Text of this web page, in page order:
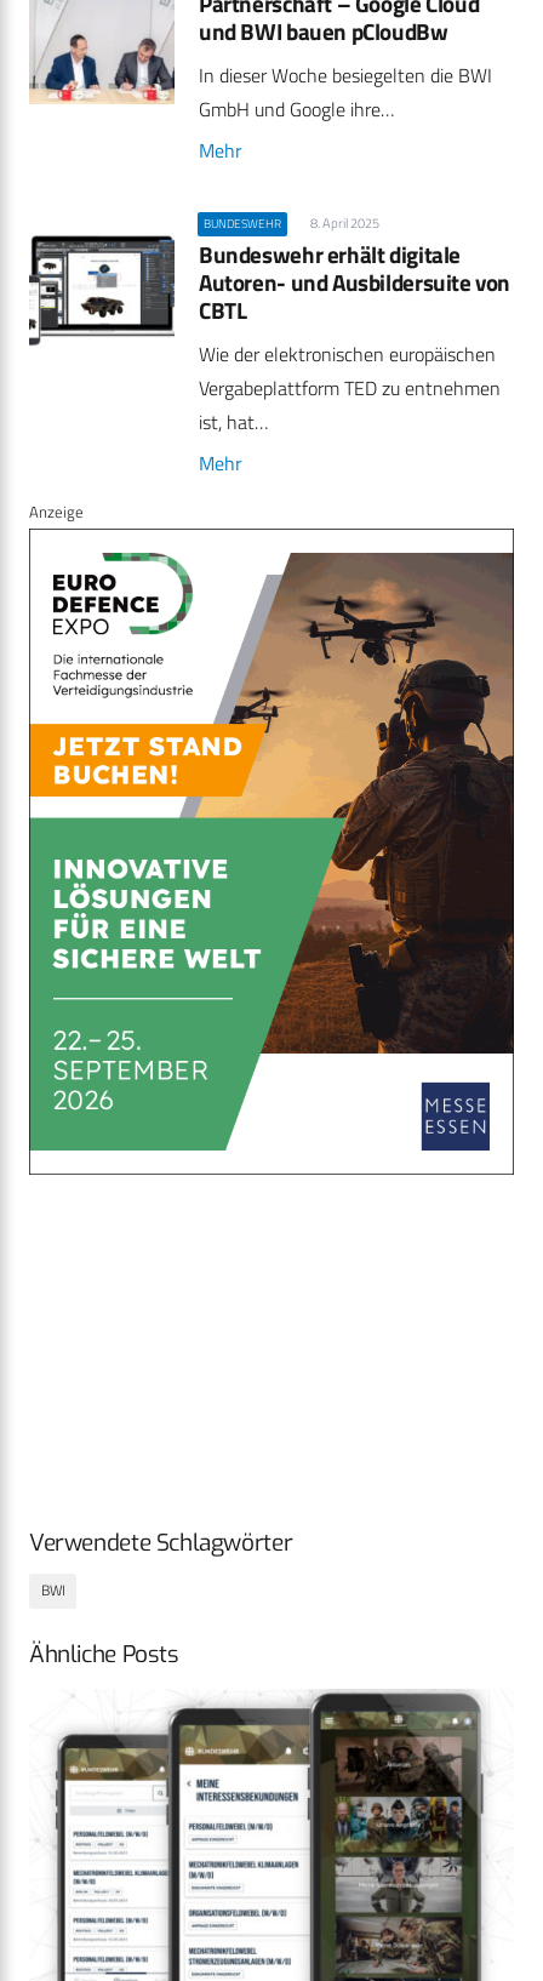
und BWI bauen pCloudBw
In dieser Woche besiegelten die BWI
GmbH und Google ihre…
Mehr
BUNDESWEHR 8. April 2025
Bundeswehr erhält digitale
Autoren- und Ausbildersuite von
CBTL
Wie der elektronischen europäischen
Vergabeplattform TED zu entnehmen
ist, hat…
Mehr
Anzeige
Verwendete Schlagwörter
BWI
Ähnliche Posts